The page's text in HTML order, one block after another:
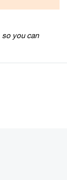
so you can